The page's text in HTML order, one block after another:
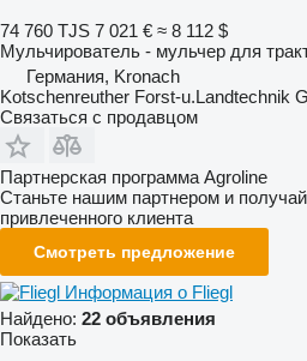
74 760 TJS 7 021 € ≈ 8 112 $
Мульчирователь - мульчер для
Германия, Kronach
Kotschenreuther Forst-u.Landtechnik
Связаться с продавцом
Партнерская программа Agroline
Станьте нашим партнером и
привлеченного клиента
Смотреть предложение
Информация о Fliegl
Найдено: 22 объявления
Показать